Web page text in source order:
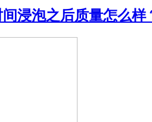
浸泡之后质量怎么样